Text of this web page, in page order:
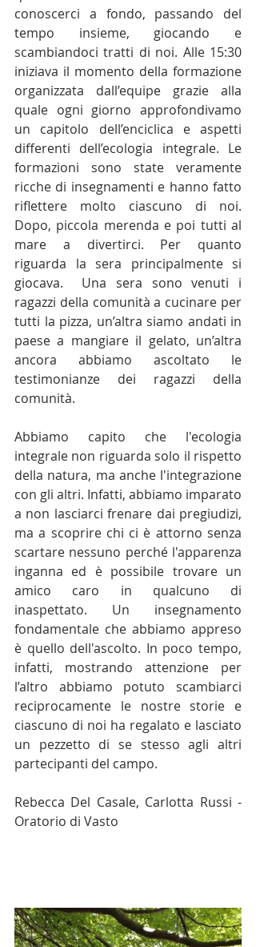
conoscerci a fondo, passando del
tempo insieme, giocando e
scambiandoci tratti di noi. Alle 15:30
iniziava il momento della formazione
organizzata dall’equipe grazie alla
quale ogni giorno approfondivamo
un capitolo dell’enciclica e aspetti
differenti dell’ecologia integrale. Le
formazioni sono state veramente
ricche di insegnamenti e hanno fatto
riflettere molto ciascuno di noi.
Dopo, piccola merenda e poi tutti al
mare a divertirci. Per quanto
riguarda la sera principalmente si
giocava.  Una sera sono venuti i
ragazzi della comunità a cucinare per
tutti la pizza, un’altra siamo andati in
paese a mangiare il gelato, un’altra
ancora abbiamo ascoltato le
testimonianze dei ragazzi della
comunità.
Abbiamo capito che l'ecologia
integrale non riguarda solo il rispetto
della natura, ma anche l'integrazione
con gli altri. Infatti, abbiamo imparato
a non lasciarci frenare dai pregiudizi,
ma a scoprire chi ci è attorno senza
scartare nessuno perché l'apparenza
inganna ed è possibile trovare un
amico caro in qualcuno di
inaspettato. Un insegnamento
fondamentale che abbiamo appreso
è quello dell'ascolto. In poco tempo,
infatti, mostrando attenzione per
l’altro abbiamo potuto scambiarci
reciprocamente le nostre storie e
ciascuno di noi ha regalato e lasciato
un pezzetto di se stesso agli altri
partecipanti del campo.
Rebecca Del Casale, Carlotta Russi -
Oratorio di Vasto